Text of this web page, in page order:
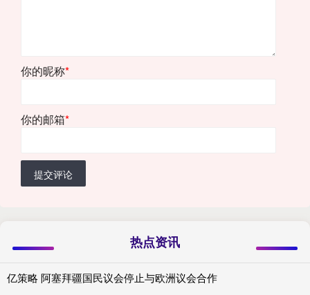
你的昵称*
你的邮箱*
提交评论
热点资讯
亿策略 阿塞拜疆国民议会停止与欧洲议会合作